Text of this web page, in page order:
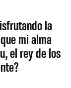
la
mi alma
el rey de los